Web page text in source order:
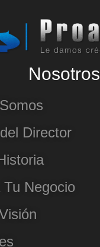
Nosotros
Director
Negocio